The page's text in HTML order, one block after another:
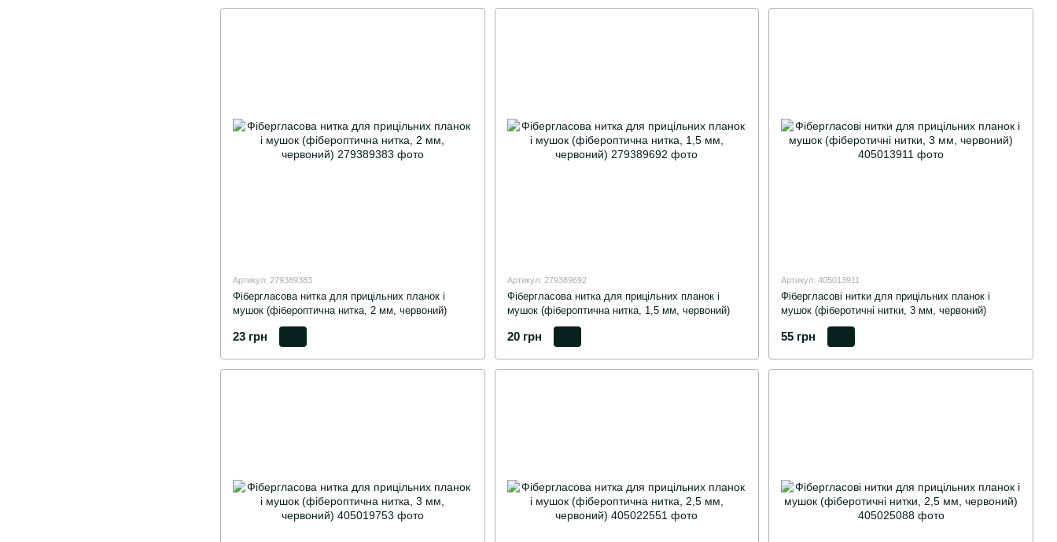
Артикул: 279389383
Фібергласова нитка для прицільних планок і
мушок (фібероптична нитка, 2 мм, червоний)
23 грн
Артикул: 279389692
Фібергласова нитка для прицільних планок і
мушок (фібероптична нитка, 1,5 мм, червоний)
20 грн
Артикул: 405013911
Фібергласові нитки для прицільних планок і
мушок (фіберотичні нитки, 3 мм, червоний)
55 грн